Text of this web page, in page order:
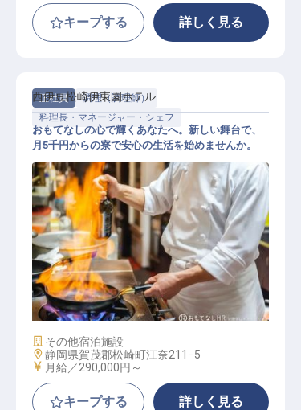
キープする 詳しく見る
正社員
調理（調理師）
料理長・マネージャー・シェフ
調理スタッフ（調理長候補）
西伊豆松崎伊東園ホテル
おもてなしの心で輝くあなたへ。新しい舞台で、
月5千円からの寮で安心の生活を始めませんか。
施設業態
その他宿泊施設
勤務地
静岡県賀茂郡松崎町江奈211−5
給与
月給／290,000円～
キープする 詳しく見る